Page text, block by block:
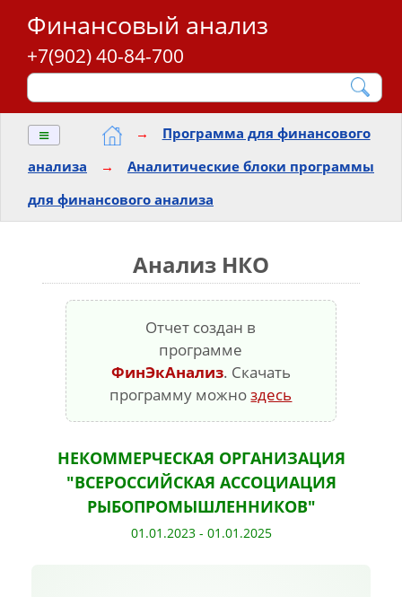
Финансовый анализ
+7(902) 40-84-700
≡ →
Программа для финансового
анализа
→
Аналитические блоки программы
для финансового анализа
Анализ НКО
Отчет создан в
программе
ФинЭкАнализ. Скачать
программу можноздесь
НЕКОММЕРЧЕСКАЯ ОРГАНИЗАЦИЯ
"ВСЕРОССИЙСКАЯ АССОЦИАЦИЯ
РЫБОПРОМЫШЛЕННИКОВ"
01.01.2023 - 01.01.2025